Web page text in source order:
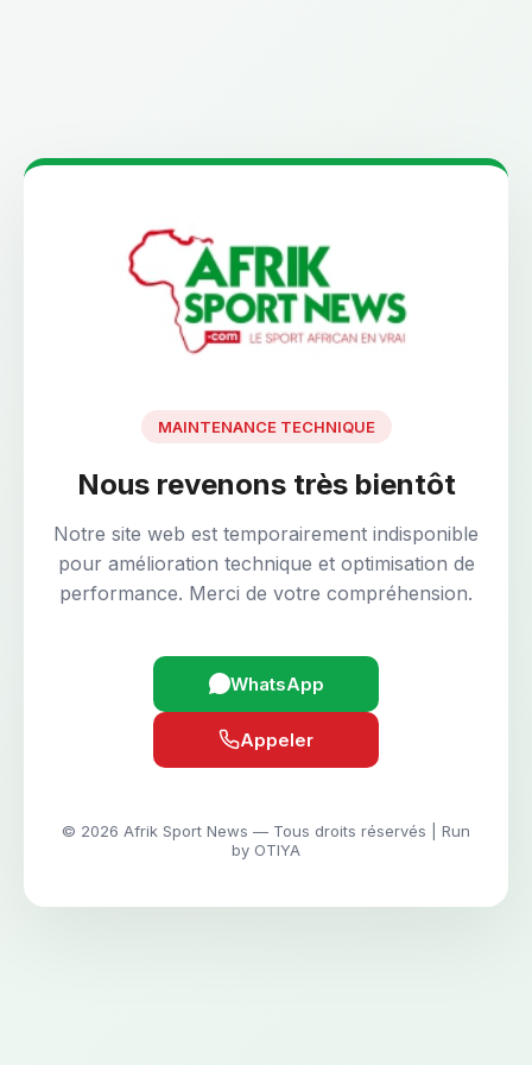
MAINTENANCE TECHNIQUE
Nous revenons très bientôt
Notre site web est temporairement indisponible
pour amélioration technique et optimisation de
performance. Merci de votre compréhension.
WhatsApp
Appeler
© 2026 Afrik Sport News — Tous droits réservés | Run
by OTIYA